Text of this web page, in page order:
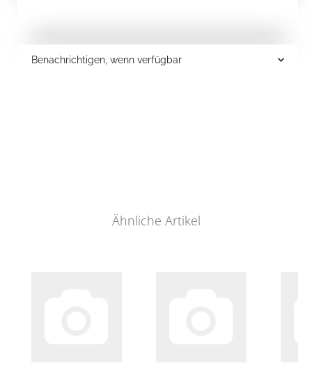
Benachrichtigen, wenn verfügbar
Ähnliche Artikel